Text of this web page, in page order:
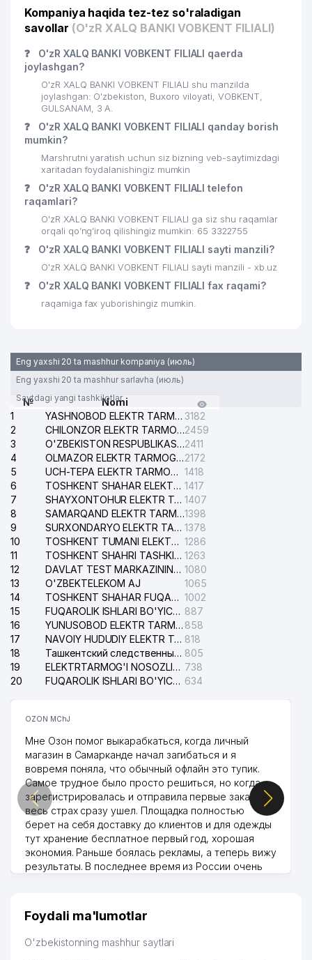
Kompaniya haqida tez-tez so'raladigan
savollar (O'zR XALQ BANKI VOBKENT FILIALI)
❓
O'zR XALQ BANKI VOBKENT FILIALI qaerda
joylashgan?
O'zR XALQ BANKI VOBKENT FILIALI shu manzilda
joylashgan: O'zbekiston, Buxoro viloyati, VOBKENT,
GULSANAM, 3 A.
❓
O'zR XALQ BANKI VOBKENT FILIALI qanday borish
mumkin?
Marshrutni yaratish uchun siz bizning veb-saytimizdagi
xaritadan foydalanishingiz mumkin
❓
O'zR XALQ BANKI VOBKENT FILIALI telefon
raqamlari?
O'zR XALQ BANKI VOBKENT FILIALI ga siz shu raqamlar
orqali qo’ng’iroq qilishingiz mumkin: 65 3322755
❓ O'zR XALQ BANKI VOBKENT FILIALI sayti manzili?
O'zR XALQ BANKI VOBKENT FILIALI sayti manzili - xb.uz
❓ O'zR XALQ BANKI VOBKENT FILIALI fax raqami?
raqamiga fax yuborishingiz mumkin.
Eng yaxshi 20 ta mashhur kompaniya (июль)
Eng yaxshi 20 ta mashhur sarlavha (июль)
Saytdagi yangi tashkilotlar
№
Nomi
1
YASHNOBOD ELEKTR TARMOG'I NOSOZLIKLARI XIZMATI 3182
2
CHILONZOR ELEKTR TARMOG'I NOSOZLIK XIZMATI2459
3
O'ZBEKISTON RESPUBLIKASI BOSH PROKURATURASI ISHONCH TELEFONI2411
4
OLMAZOR ELEKTR TARMOG'I NOSOZLIKLARI XIZMATI2172
5
UCH-TEPA ELEKTR TARMOG'I NOSOZLIKLARI XIZMATI 1418
6
TOSHKENT SHAHAR ELEKTR TARMOQLARI KORXONASI AJ 1417
7
SHAYXONTOHUR ELEKTR TARMOG'I NOSOZLIKLARINI TUZATISH XIZMATI 1407
8
SAMARQAND ELEKTR TARMOQLARI AJ1398
9
SURXONDARYO ELEKTR TARMOQLARI AJ 1378
10
TOSHKENT TUMANI ELEKTR TARMOG'I AVARIYA XIZMATI 1286
11
TOSHKENT SHAHRI TASHKILOT TELEFONLARI HAQIDA MA'LUMOT BYUROSI 1263
12
DAVLAT TEST MARKAZINING ISHONCH TELEFONLARI 1080
13
O'ZBEKTELEKOM AJ
1065
14
TOSHKENT SHAHAR FUQAROLIK ISHLARI BO'YICHA SUDI 1002
15
FUQAROLIK ISHLARI BO'YICHA YAKKASAROY TUMANLARARO SUDI 887
16
YUNUSOBOD ELEKTR TARMOG'I NOSOZLIKLARI XIZMATI 858
17
NAVOIY HUDUDIY ELEKTR TARMOQLARI KORXONASI AJ 818
18
Ташкентский следственный изолятор 805
19
ELEKTRTARMOG'I NOSOZLIKLARINI TO'ZATISH SERGELI XIZMATI 738
20
FUQAROLIK ISHLARI BO'YICHA UCH-TEPA TUMANI SUDI 634
OZON MChJ
Мне Озон помог выкарабкаться, когда личный
магазин в Самарканде начал загибаться и я
вовремя поняла, что обычный офлайн это тупик.
Самое трудное было просто решиться, но когда
зарегистрировалась и отправила первые заказы,
весь страх сразу ушел. Площадка полностью
берет на себя доставку до клиентов и для одежды
тут хранение бесплатное первый год, хорошая
экономия. Раньше боялась рекламы, а теперь вижу
результаты. В последнее время из России очень
дальше развиваюсь потихоньку😊
Hamida 03.08.2026 12:45:39
Foydali ma'lumotlar
O'zbekistonning mashhur saytlari